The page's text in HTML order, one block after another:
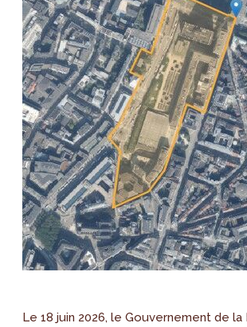
Le 18 juin 2026, le Gouvernement de la